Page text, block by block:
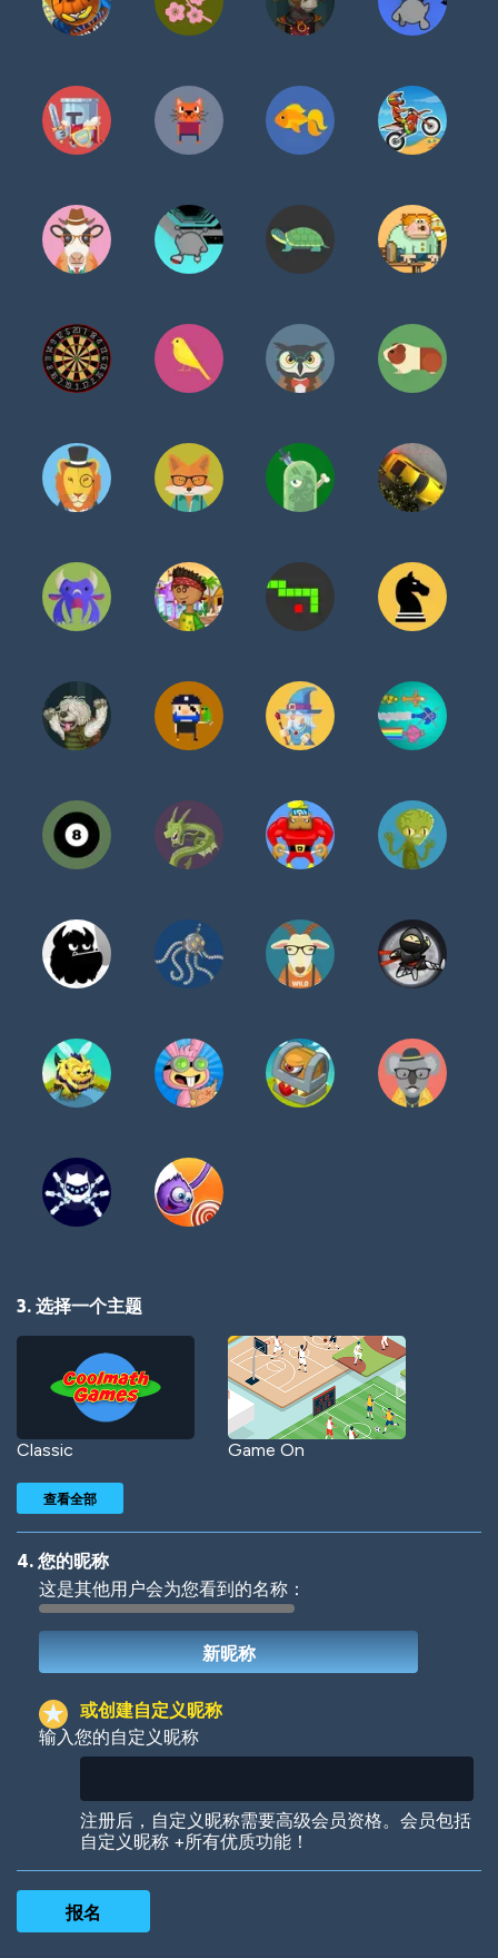
3. 选择一个主题
Classic Game On
Woof Jungle Cats
查看全部
4. 您的昵称
这是其他用户会为您看到的名称：
或创建自定义昵称
输入您的自定义昵称
注册后，自定义昵称需要高级会员资格。会员包括
自定义昵称 +所有优质功能！